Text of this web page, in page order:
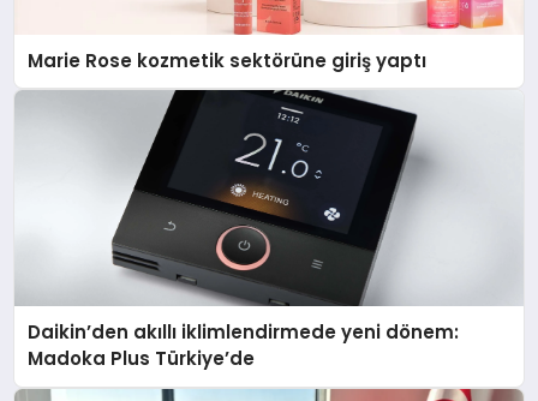
Marie Rose kozmetik sektörüne giriş yaptı
Daikin’den akıllı iklimlendirmede yeni dönem:
Madoka Plus Türkiye’de